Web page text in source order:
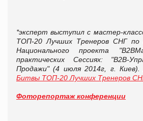
*эксперт выступил с мастер-
ТОП-20 Лучших Тренеров СНГ по
Национального проекта
практических Сессиях: "В2В-
Продажи" (4 июля 2014г, г. Киев).
Битвы ТОП-20 Лучших Тренеров
Фоторепортаж конференции